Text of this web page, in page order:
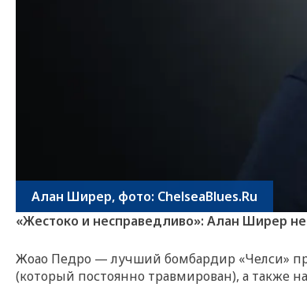
Алан Ширер, фото: ChelseaBlues.Ru
«Жестоко и несправедливо»: Алан Ширер
Жоао Педро — лучший бомбардир «Челси»
(который постоянно травмирован), а